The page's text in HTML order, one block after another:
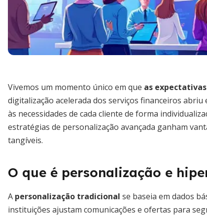
Vivemos um momento único em que as
digitalização acelerada dos serviços financeiros
às necessidades de cada cliente de forma
estratégias de personalização avançada ganham
tangíveis.
O que é personalização e
A personalização tradicional se baseia em dados
instituições ajustam comunicações e ofertas para